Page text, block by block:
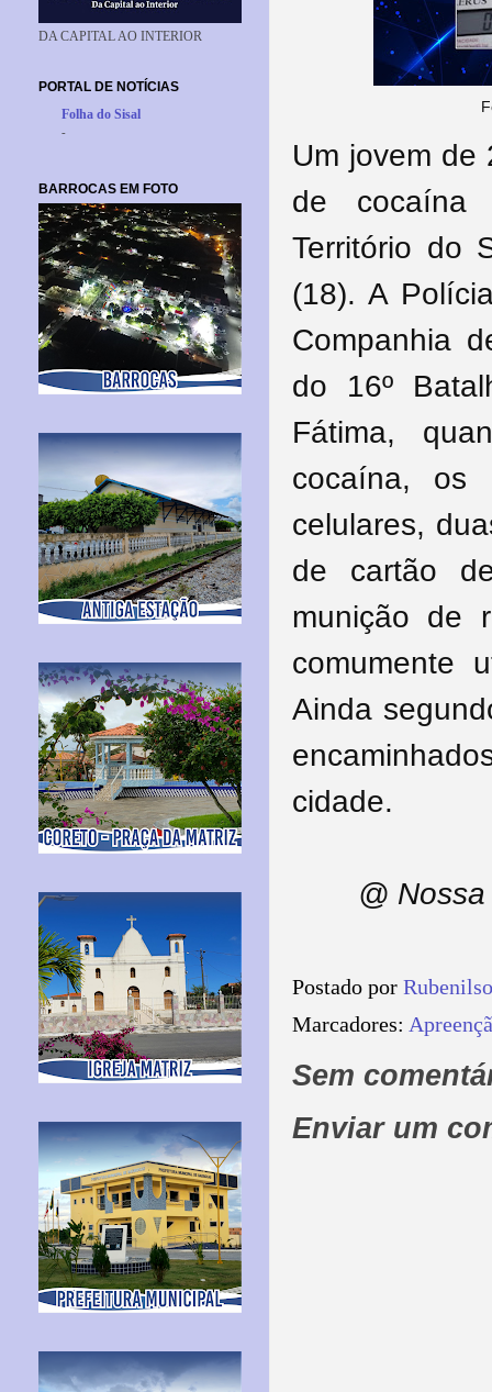
Um jovem de
de cocaína
Território do
(18). A
Companhia
do 16º
Fátima,
cocaína, os
celulares,
de cartão
munição de
comumente
Ainda
cidade.
@
Postado por
Marcadores:
Sem
Enviar um
DA CAPITAL AO INTERIOR
PORTAL DE NOTÍCIAS
Folha do Sisal
-
BARROCAS EM FOTO